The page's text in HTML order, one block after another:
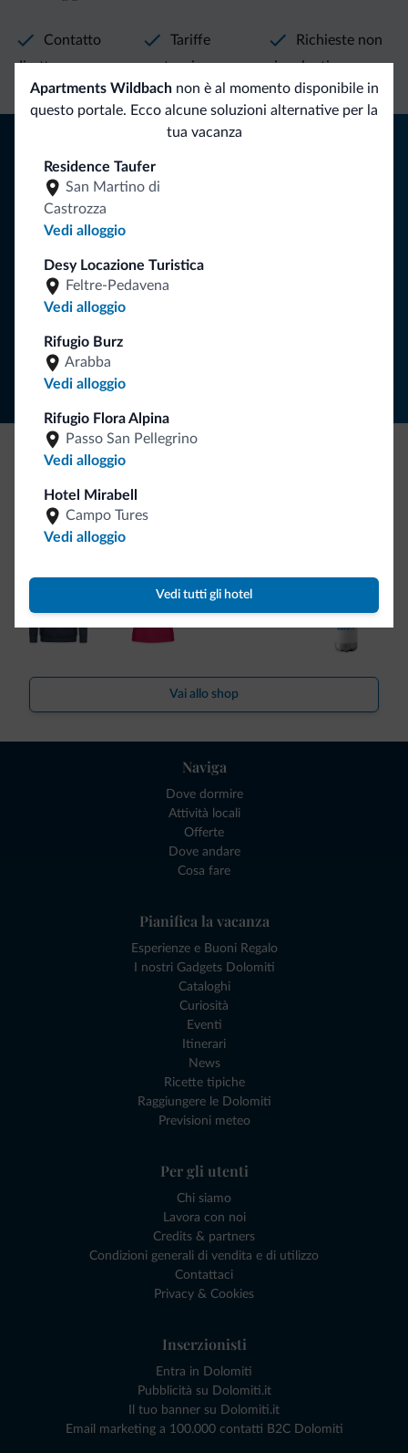
Apartments Wildbachnon è al momento disponibile in
questo portale. Ecco alcune soluzioni alternative per la
tua vacanza
Residence Taufer
San Martino di
Castrozza
Vedi alloggio
Desy Locazione Turistica
Feltre-Pedavena
Vedi alloggio
Rifugio Burz
Arabba
Vedi alloggio
Rifugio Flora Alpina
Passo San Pellegrino
Vedi alloggio
Hotel Mirabell
Campo Tures
Vedi alloggio
Vedi tutti gli hotel
Contatto
diretto
Tariffe
vantaggiose
Richieste non
vincolanti
Consigli dalle Dolomiti
Riceverai informazioni, offerte esclusive e news per la tua
ISCRIVITI ALLA NEWSLETTER
Ce l'avete chiesto in tanti. Ecco la nuova collezione firmata
Dolomiti.it!
Vai allo shop
Naviga
Dove dormire
Attività locali
Offerte
Dove andare
Cosa fare
Pianifica la vacanza
Esperienze e Buoni Regalo
I nostri Gadgets Dolomiti
Cataloghi
Curiosità
Eventi
Itinerari
News
Ricette tipiche
Raggiungere le Dolomiti
Previsioni meteo
Per gli utenti
Chi siamo
Lavora con noi
Credits & partners
Condizioni generali di vendita e di utilizzo
Contattaci
Privacy & Cookies
Inserzionisti
Entra in Dolomiti
Pubblicità su Dolomiti.it
Il tuo banner su Dolomiti.it
Email marketing a 100.000 contatti B2C Dolomiti